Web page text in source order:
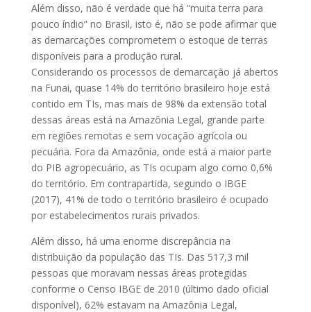
Além disso, não é verdade que há “muita terra para
pouco índio” no Brasil, isto é, não se pode afirmar que
as demarcações comprometem o estoque de terras
disponíveis para a produção rural.
Considerando os processos de demarcação já abertos
na Funai, quase 14% do território brasileiro hoje está
contido em TIs, mas mais de 98% da extensão total
dessas áreas está na Amazônia Legal, grande parte
em regiões remotas e sem vocação agrícola ou
pecuária. Fora da Amazônia, onde está a maior parte
do PIB agropecuário, as TIs ocupam algo como 0,6%
do território. Em contrapartida, segundo o IBGE
(2017), 41% de todo o território brasileiro é ocupado
por estabelecimentos rurais privados.
Além disso, há uma enorme discrepância na
distribuição da população das TIs. Das 517,3 mil
pessoas que moravam nessas áreas protegidas
conforme o Censo IBGE de 2010 (último dado oficial
disponível), 62% estavam na Amazônia Legal,